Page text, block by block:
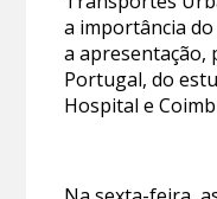
a importância
a
Portugal, do
Hospital e